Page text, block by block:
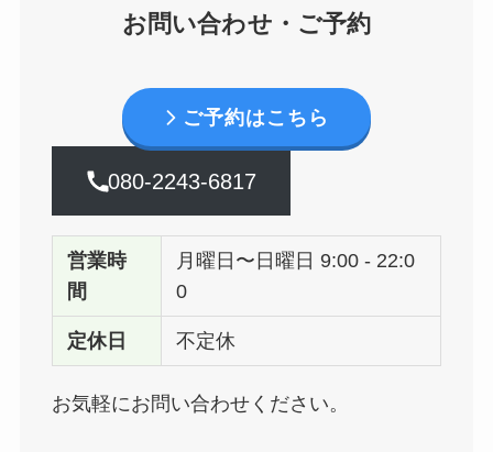
お問い合わせ・ご予約
ご予約はこちら
080-2243-6817
営業時
間
月曜日〜日曜日 9:00 - 22:0
0
定休日 不定休
お気軽にお問い合わせください。